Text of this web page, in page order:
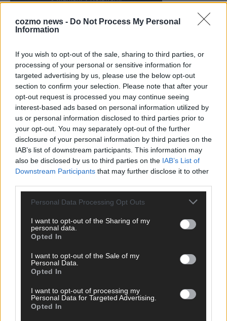
cozmo news - Do Not Process My Personal
Information
If you wish to opt-out of the sale, sharing to third parties, or
processing of your personal or sensitive information for
targeted advertising by us, please use the below opt-out
section to confirm your selection. Please note that after your
opt-out request is processed you may continue seeing
interest-based ads based on personal information utilized by
us or personal information disclosed to third parties prior to
your opt-out. You may separately opt-out of the further
disclosure of your personal information by third parties on the
IAB’s list of downstream participants. This information may
also be disclosed by us to third parties on the IAB’s List of
Downstream Participants that may further disclose it to other
Personal Data Processing Opt Outs
I want to opt-out of the Sharing of my
personal data.
Opted In
I want to opt-out of the Sale of my
Personal Data.
Opted In
I want to opt-out of processing my
Personal Data for Targeted Advertising.
Opted In
ANZEIGE
SCHNELL ZUM RESSORT
Nachrichten